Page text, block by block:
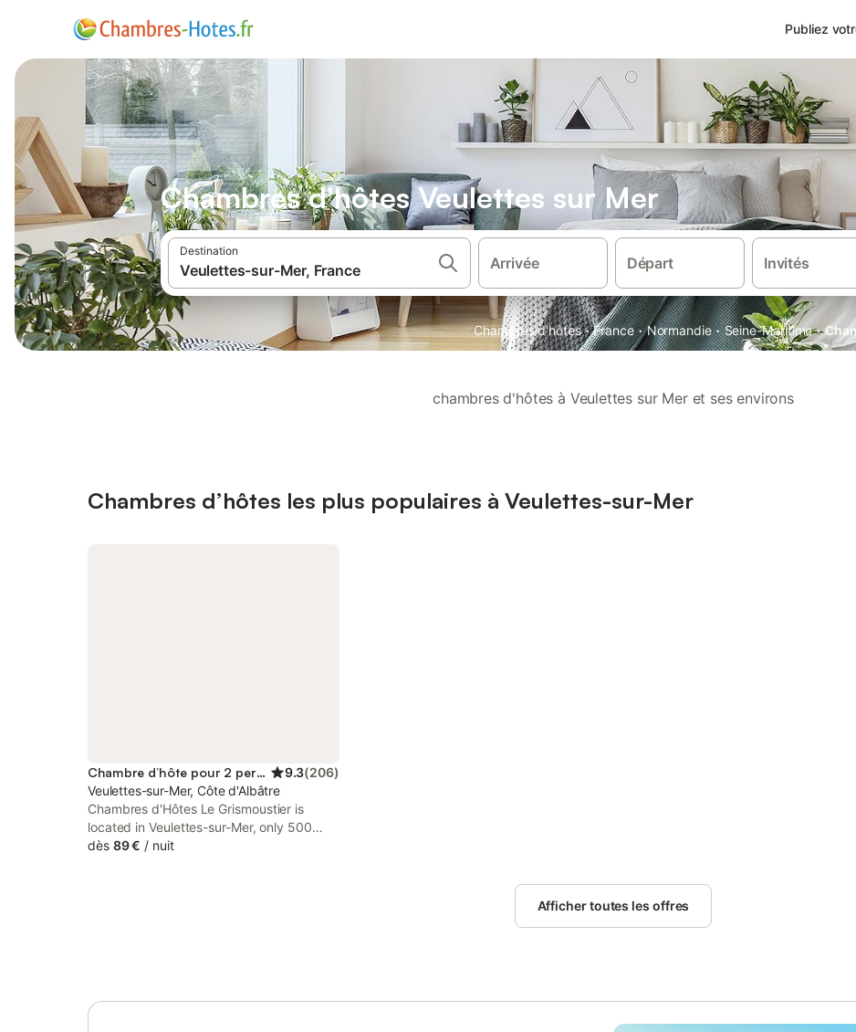
Publiez
Chambres d'hôtes Veulettes sur Mer
Destination
Arrivée Départ Invités
Chambres d'hôtes · France · Normandie · Seine-Maritime ·
chambres d'hôtes à Veulettes sur Mer et ses environs
Chambres d’hôtes les plus populaires à Veulettes-sur-Mer
Chambre d’hôte pour 2 personnes 9.3(206)
Veulettes-sur-Mer, Côte d'Albâtre
Chambres d'Hôtes Le Grismoustier is
located in Veulettes-sur-Mer, only 500
metres from the pebbly beach. You can
dès 89 € / nuit
Afficher toutes les offres